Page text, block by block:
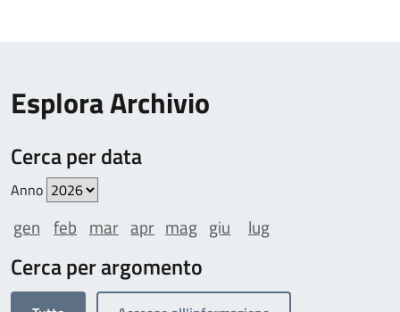
Esplora Archivio
Cerca per data
Anno
gen feb mar apr mag giu lug
Cerca per argomento